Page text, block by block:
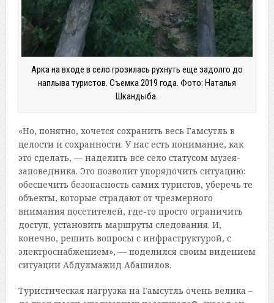
Арка на входе в село грозилась рухнуть еще задолго до
наплыва туристов. Съемка 2019 года. Фото: Наталья
Шкандыба.
«Но, понятно, хочется сохранить весь Гамсутль в
целости и сохранности. У нас есть понимание, как
это сделать, — наделить все село статусом музея-
заповедника. Это позволит упорядочить ситуацию:
обеспечить безопасность самих туристов, уберечь те
объекты, которые страдают от чрезмерного
внимания посетителей, где-то просто ограничить
доступ, установить маршруты следования. И,
конечно, решить вопросы с инфраструктурой, с
электроснабжением», — поделился своим видением
ситуации Абдулмажид Абашилов.
Туристическая нагрузка на Гамсутль очень велика –